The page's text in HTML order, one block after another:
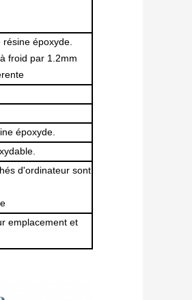
époxyde.
froid par 1.2mm
époxyde.
d'ordinateur sont
emplacement et